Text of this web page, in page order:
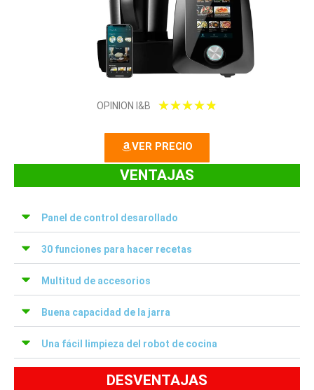
OPINION I&B ★★★★★
VER PRECIO
VENTAJAS
Panel de control desarollado
30 funciones para hacer recetas
Multitud de accesorios
Buena capacidad de la jarra
Una fácil limpieza del robot de cocina
DESVENTAJAS